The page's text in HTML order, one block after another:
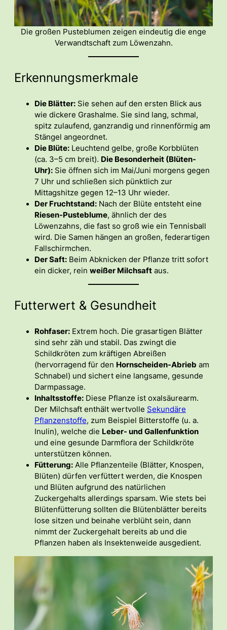
Die großen Pusteblumen zeigen eindeutig die enge
Verwandtschaft zum Löwenzahn.
Erkennungsmerkmale
Die Blätter: Sie sehen auf den ersten Blick aus
wie dickere Grashalme. Sie sind lang, schmal,
spitz zulaufend, ganzrandig und rinnenförmig am
Stängel angeordnet.
Die Blüte: Leuchtend gelbe, große Korbblüten
(ca. 3–5 cm breit). Die Besonderheit (Blüten-
Uhr): Sie öffnen sich im Mai/Juni morgens gegen
7 Uhr und schließen sich pünktlich zur
Mittagshitze gegen 12–13 Uhr wieder.
Der Fruchtstand: Nach der Blüte entsteht eine
Riesen-Pusteblume, ähnlich der des
Löwenzahns, die fast so groß wie ein Tennisball
wird. Die Samen hängen an großen, federartigen
Fallschirmchen.
Der Saft: Beim Abknicken der Pflanze tritt sofort
ein dicker, rein weißer Milchsaft aus.
Futterwert & Gesundheit
Rohfaser: Extrem hoch. Die grasartigen Blätter
sind sehr zäh und stabil. Das zwingt die
Schildkröten zum kräftigen Abreißen
(hervorragend für den Hornscheiden-Abrieb am
Schnabel) und sichert eine langsame, gesunde
Darmpassage.
Inhaltsstoffe: Diese Pflanze ist oxalsäurearm.
Der Milchsaft enthält wertvolle Sekundäre
Pflanzenstoffe, zum Beispiel Bitterstoffe (u. a.
Inulin), welche die Leber- und Gallenfunktion
und eine gesunde Darmflora der Schildkröte
unterstützen können.
Fütterung: Alle Pflanzenteile (Blätter, Knospen,
Blüten) dürfen verfüttert werden, die Knospen
und Blüten aufgrund des natürlichen
Zuckergehalts allerdings sparsam. Wie stets bei
Blütenfütterung sollten die Blütenblätter bereits
lose sitzen und beinahe verblüht sein, dann
nimmt der Zuckergehalt bereits ab und die
Pflanzen haben als Insektenweide ausgedient.